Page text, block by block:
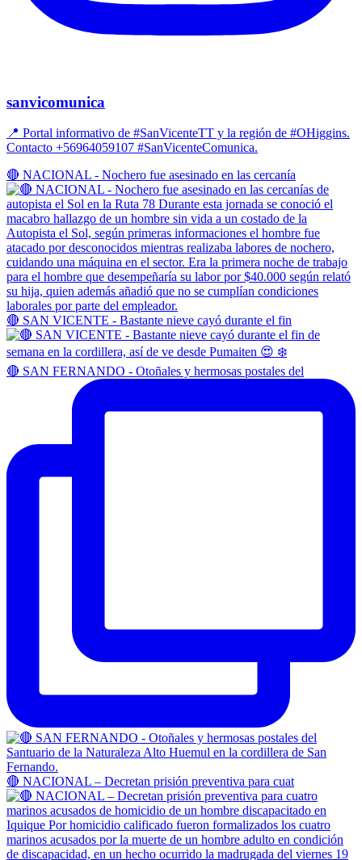
sanvicomunica
📍 Portal informativo de #SanVicenteTT y la región de #OHiggins.
Contacto +56964059107 #SanVicenteComunica.
🔴 NACIONAL - Nochero fue asesinado en las cercanía
🔴 SAN VICENTE - Bastante nieve cayó durante el fin
🔴 SAN FERNANDO - Otoñales y hermosas postales del
🔴 NACIONAL – Decretan prisión preventiva para cuat